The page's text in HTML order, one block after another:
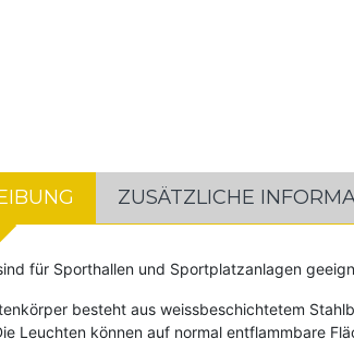
ZUSÄTZLICHE
für Sporthallen und Sportplatzanlagen
besteht aus weissbeschichtetem
Leuchten können auf normal entflammbare